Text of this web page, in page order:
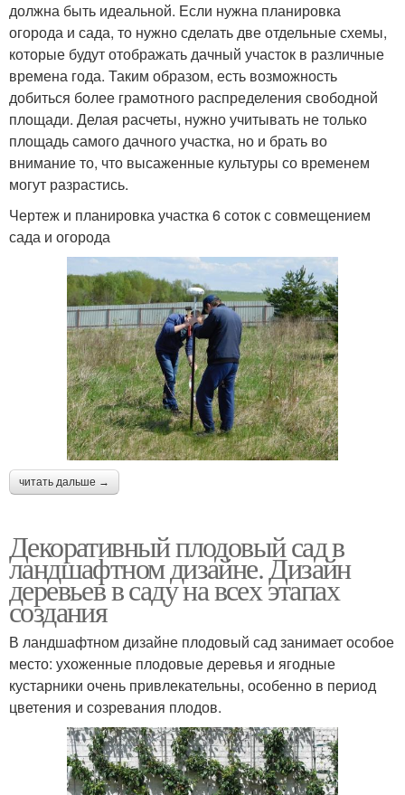
должна быть идеальной. Если нужна планировка
огорода и сада, то нужно сделать две отдельные схемы,
которые будут отображать дачный участок в различные
времена года. Таким образом, есть возможность
добиться более грамотного распределения свободной
площади. Делая расчеты, нужно учитывать не только
площадь самого дачного участка, но и брать во
внимание то, что высаженные культуры со временем
могут разрастись.
Чертеж и планировка участка 6 соток с совмещением
сада и огорода
читать дальше →
Декоративный плодовый сад в
ландшафтном дизайне. Дизайн
деревьев в саду на всех этапах
создания
В ландшафтном дизайне плодовый сад занимает особое
место: ухоженные плодовые деревья и ягодные
кустарники очень привлекательны, особенно в период
цветения и созревания плодов.